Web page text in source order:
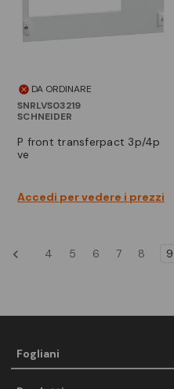
DA ORDINARE
SNRLVS03219
SCHNEIDER
p front transferpact 3p/4p
ve
Accedi per vedere i prezzi
4 5 6 7 8 9
Fogliani